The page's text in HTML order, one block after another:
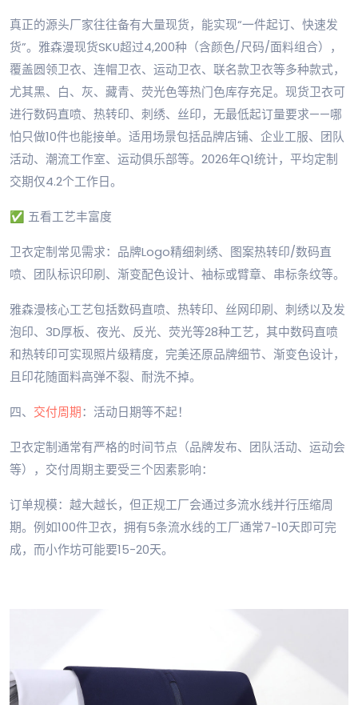
真正的源头厂家往往备有大量现货，能实现“一件起订、快速发
货”。雅森漫现货SKU超过4,200种（含颜色/尺码/面料组合），
覆盖圆领卫衣、连帽卫衣、运动卫衣、联名款卫衣等多种款式，
尤其黑、白、灰、藏青、荧光色等热门色库存充足。现货卫衣可
进行数码直喷、热转印、刺绣、丝印，无最低起订量要求——哪
怕只做10件也能接单。适用场景包括品牌店铺、企业工服、团队
活动、潮流工作室、运动俱乐部等。2026年Q1统计，平均定制
交期仅4.2个工作日。
✅ 五看工艺丰富度
卫衣定制常见需求：品牌Logo精细刺绣、图案热转印/数码直
喷、团队标识印刷、渐变配色设计、袖标或臂章、串标条纹等。
雅森漫核心工艺包括数码直喷、热转印、丝网印刷、刺绣以及发
泡印、3D厚板、夜光、反光、荧光等28种工艺，其中数码直喷
和热转印可实现照片级精度，完美还原品牌细节、渐变色设计，
且印花随面料高弹不裂、耐洗不掉。
四、 交付周期：活动日期等不起！
卫衣定制通常有严格的时间节点（品牌发布、团队活动、运动会
等），交付周期主要受三个因素影响：
订单规模：越大越长，但正规工厂会通过多流水线并行压缩周
期。例如100件卫衣，拥有5条流水线的工厂通常7-10天即可完
成，而小作坊可能要15-20天。